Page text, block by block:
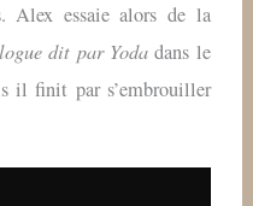
Alex essaie alors de la
dit par Yodadans le
il finit par s’embrouiller